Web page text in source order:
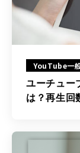
YouTube一
ユーチュー
は？再生回